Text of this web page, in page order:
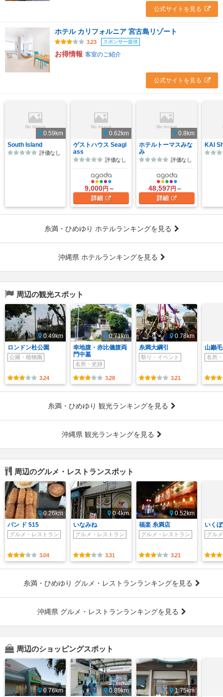
公式サイトを見る
ホテル カリフォルニア 宮古島リゾート
3.23 スポンサー提供
お得情報 客室のご紹介
公式サイトを見る
0.59km
South Island
評価なし
0.62km
ゲストハウス Seagl
ass
評価なし
9,000円～
詳細
0.8km
ホテルトーマスみな
み
評価なし
48,597円～
詳細
KAI
糸満・ひめゆり ホテルランキングを見る
沖縄県 ホテルランキングを見る
周辺の観光スポット
0.49km
ロンドン杜公園
公園・植物園
3.24
0.71km
幸地腹・赤比儀腹両
門中墓
名所・史跡
3.28
0.78km
糸満大綱引
祭り・イベント
3.21
山巓毛
名所
糸満・ひめゆり 観光ランキングを見る
沖縄県 観光ランキングを見る
周辺のグルメ・レストランスポット
0.26km
パン ド 515
グルメ・レストラン
3.04
0.4km
いなみね
グルメ・レストラン
3.31
0.52km
福楽 糸満店
グルメ・レストラン
3.21
いく
グル
糸満・ひめゆり グルメ・レストランランキングを見る
沖縄県 グルメ・レストランランキングを見る
周辺のショッピングスポット
0.76km
0.89km
1.75km